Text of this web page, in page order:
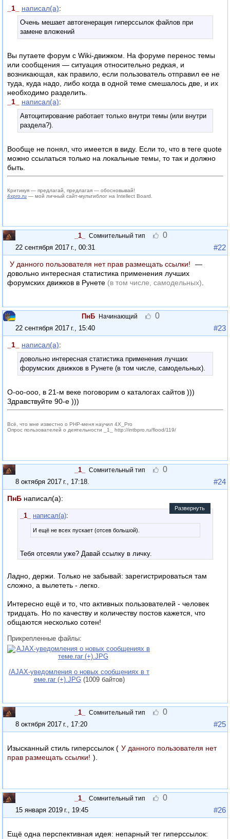
_1_ написал(а):
Очень мешает автогенерация гиперссылок файлов при
замене вложений
Вы путаете форум с Wiki-движком. На форуме перенос темы
или сообщения — ситуация относительно редкая, и
возникающая, как правило, если пользователь отправил ее не
туда, куда надо, либо когда в одной теме смешалось две, и их
необходимо разделить.
_1_
написал(а):
Автоцитирование работает только внутри темы (или внутри
раздела?).
Вообще не понял, что имеется в виду. Если то, что в теге quote
можно ссылаться только на локальные темы, то так и должно
быть.
Критикуя — предлагай, предлагая — обосновывай!
4xpro.ru — мой личный сайт-мультиблог на Intellect Board.
_1_ Сомнительный тип 0
22 сентября 2017 г., 00:31 #22
У данного пользователя нет прав размещать ссылки!
—
довольно интересная статистика применения лучших
форумских движков в Рунете (в том числе, самодельных).
ПнБ Начинающий 0
22 сентября 2017 г., 15:40 #23
_1_ написал(а):
довольно интересная статистика применения лучших
форумских движков в Рунете (в том числе, самодельных).
О-оо-ооо, в 21-м веке поговорим о каталогах сайтов )))
Здравствуйте 90-е )))
Всё, что мне известно о PHP-меня научил 4X_Pro
Опрос пользователей о деятельности _1_ http://intbpro.ru/flood/119/
_1_ Сомнительный тип 0
8 октября 2017 г., 17:18 #24
ПнБ написал(а):
Развернуть
_1_ написал(а):
И ещё не всех пускает (отсев большой).
Тебя отсеяли уже? Давай ссылку в личку.
Ладно, держи. Только не забывай: зарегистрироваться там
сложно, а вылететь - легко.
Интересно ещё и то, что активных пользователей - человек
тридцать. Но по качеству и количеству постов кажется, что
общаются несколько сотен!
Прикрепленные файлы:
/AJAX-уведомления о новых сообщениях в т
еме.rar (+).JPG(1009 байтов)
_1_ Сомнительный тип 0
8 октября 2017 г., 17:20 #25
Изысканный стиль гиперссылок ( У данного пользователя нет
прав размещать ссылки! ).
_1_ Сомнительный тип 0
15 января 2019 г., 19:45 #26
Ещё одна перспективная идея: непарный тег гиперссылок: